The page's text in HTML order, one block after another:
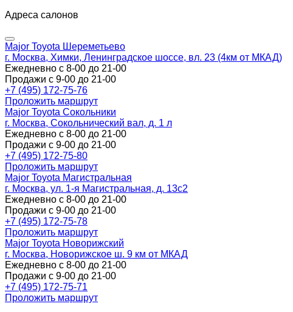
Адреса салонов
Major Toyota Шереметьево
г. Москва, Химки, Ленинградское шоссе, вл. 23 (4км от МКАД)
Ежедневно с 8-00 до 21-00
Продажи с 9-00 до 21-00
+7 (495) 172-75-76
Проложить маршрут
Major Toyota Сокольники
г. Москва, Сокольнический вал, д. 1 л
Ежедневно с 8-00 до 21-00
Продажи с 9-00 до 21-00
+7 (495) 172-75-80
Проложить маршрут
Major Toyota Магистральная
г. Москва, ул. 1-я Магистральная, д. 13с2
Ежедневно с 8-00 до 21-00
Продажи с 9-00 до 21-00
+7 (495) 172-75-78
Проложить маршрут
Major Toyota Новорижский
г. Москва, Новорижское ш. 9 км от МКАД
Ежедневно с 8-00 до 21-00
Продажи с 9-00 до 21-00
+7 (495) 172-75-71
Проложить маршрут